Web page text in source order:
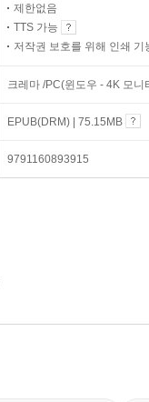
제한없음
TTS 가능
저작권 보호를 위해 인쇄 기
크레마 /PC(윈도우 - 4K 모
EPUB(DRM) | 75.15MB
9791160893915